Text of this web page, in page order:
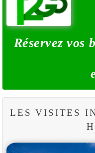
Réservez vos
LES VISITES